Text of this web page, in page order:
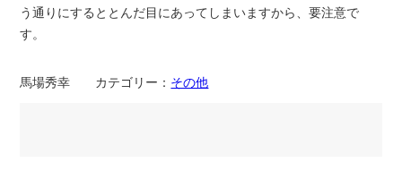
う通りにするととんだ目にあってしまいますから、要注意で
す。
馬場秀幸 カテゴリー： その他